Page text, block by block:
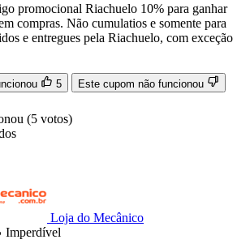
promocional Riachuelo 10% para ganhar
compras. Não cumulatios e somente para
e entregues pela Riachuelo, com exceção
5 Este cupom não funcionou
(5 votos)
Loja do Mecânico
Imperdível